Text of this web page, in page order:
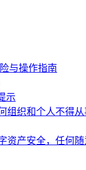
与操作指南
示
织和个人不得
产安全，任何